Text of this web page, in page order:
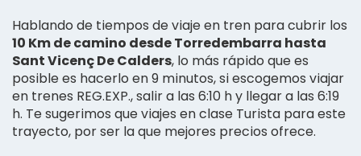
Hablando de tiempos de viaje en tren para cubrir los
10 Km de camino desde Torredembarra hasta
Sant Vicenç De Calders, lo más rápido que es
posible es hacerlo en 9 minutos, si escogemos viajar
en trenes REG.EXP., salir a las 6:10 h y llegar a las 6:19
h. Te sugerimos que viajes en clase Turista para este
trayecto, por ser la que mejores precios ofrece.